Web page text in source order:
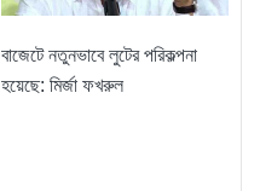
বাজেটে নতুনভাবে লুটের পরিকল্পনা
হয়েছে: মির্জা ফখরুল